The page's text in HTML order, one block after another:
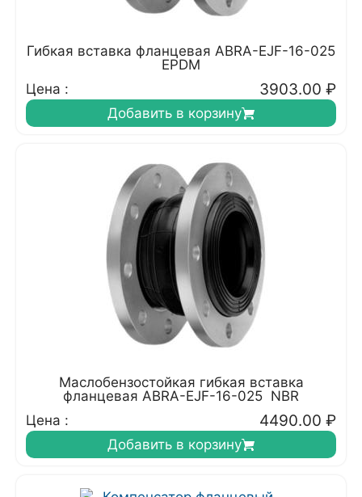
Гибкая вставка фланцевая ABRA-EJF-16-025
EPDM
Цена :
3903.00 ₽
Добавить в корзину
Маслобензостойкая гибкая вставка
фланцевая ABRA-EJF-16-025 NBR
Цена :
4490.00 ₽
Добавить в корзину